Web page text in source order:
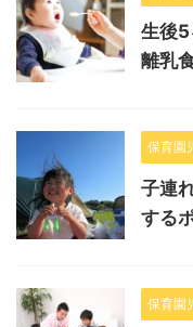
生後5
離乳
保育園
子連
する
保育園